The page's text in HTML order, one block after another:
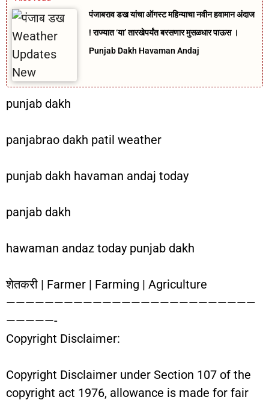
पंजाबराव डख यांचा ऑगस्ट महिन्याचा नवीन हवामान अंदाज
! राज्यात ‘या’ तारखेपर्यंत बरसणार मुसळधार पाऊस ।
Punjab Dakh Havaman Andaj
punjab dakh
panjabrao dakh patil weather
punjab dakh havaman andaj today
panjab dakh
hawaman andaz today punjab dakh
शेतकरी | Farmer | Farming | Agriculture
——————————————————————————
—————-
Copyright Disclaimer:
Copyright Disclaimer under Section 107 of the
copyright act 1976, allowance is made for fair